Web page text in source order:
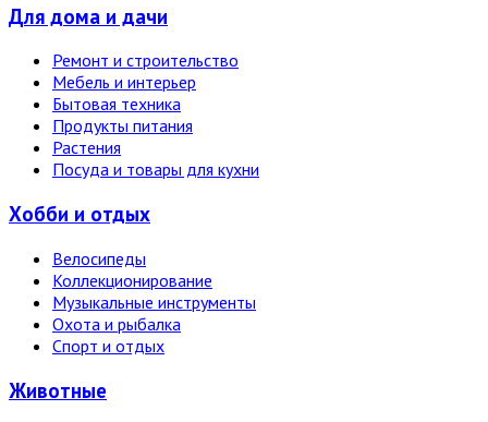
Для дома и дачи
Ремонт и строительство
Мебель и интерьер
Бытовая техника
Продукты питания
Растения
Посуда и товары для кухни
Хобби и отдых
Велосипеды
Коллекционирование
Музыкальные инструменты
Охота и рыбалка
Спорт и отдых
Животные